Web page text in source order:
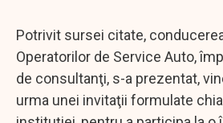
Potrivit sursei citate,
Operatorilor de Service Auto,
de consultanţi, s-a prezentat,
urma unei invitaţii formulate